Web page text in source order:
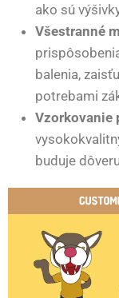
ako sú
Všestranné
balenia,
potrebami
Vzorkovanie
buduje